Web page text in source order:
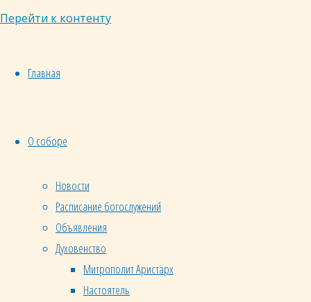
Перейти к контенту
Главная
О соборе
Новости
Расписание богослужений
Объявления
Духовенство
Митрополит Аристарх
Настоятель
подготовиться.
огласительных
посвящённых
знакомству
с
Православной
верой.